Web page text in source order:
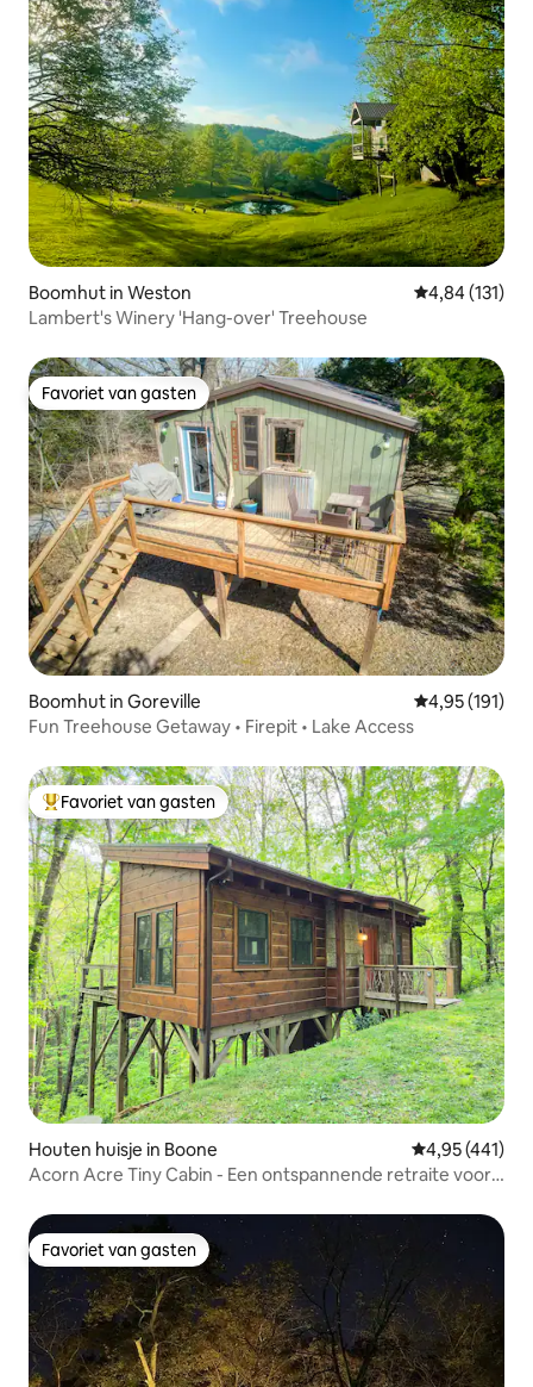
Boomhut in Weston Gemiddelde
4,84 (131)
Lambert's Winery 'Hang-over' Treehouse
Favoriet van gasten
Favoriet van gasten
Boomhut in Goreville Gemiddelde
4,95 (191)
Fun Treehouse Getaway • Firepit • Lake Access
Topfavoriet van gasten
Favoriet van gasten
Houten huisje in Boone Gemiddelde
4,95 (441)
Acorn Acre Tiny Cabin - Een ontspannende retraite voor
Favoriet van gasten
Favoriet van gasten